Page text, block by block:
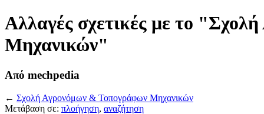
Αλλαγές σχετικές με το
Μηχανικών"
Από mechpedia
← Σχολή Αγρονόμων & Τοπογράφων Μηχανικών
Μετάβαση σε: πλοήγηση, αναζήτηση